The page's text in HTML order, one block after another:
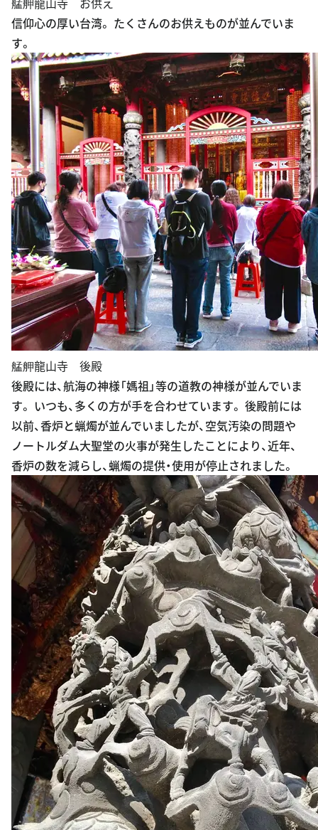
信仰心の厚い台湾。 たくさんのお供えものが並んでいま
す。
艋舺龍山寺 後殿
後殿には、航海の神様「媽祖」等の道教の神様が並んでいま
す。 いつも、多くの方が手を合わせています。 後殿前には
以前、香炉と蝋燭が並んでいましたが、空気汚染の問題や
ノートルダム大聖堂の火事が発生したことにより、近年、
香炉の数を減らし、蝋燭の提供・使用が停止されました。